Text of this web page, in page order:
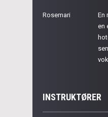
Rosemari
En
en
INSTRUKTØRER